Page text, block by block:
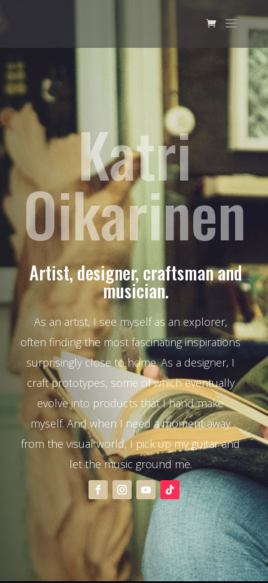
Katri
Oikarinen
Artist, designer, craftsman and
musician.
As an artist, I see myself as an explorer,
often finding the most fascinating inspirations
surprisingly close to home. As a designer, I
craft prototypes, some of which eventually
evolve into products that I hand-make
myself. And when I need a moment away
from the visual world, I pick up my guitar and
let the music ground me.